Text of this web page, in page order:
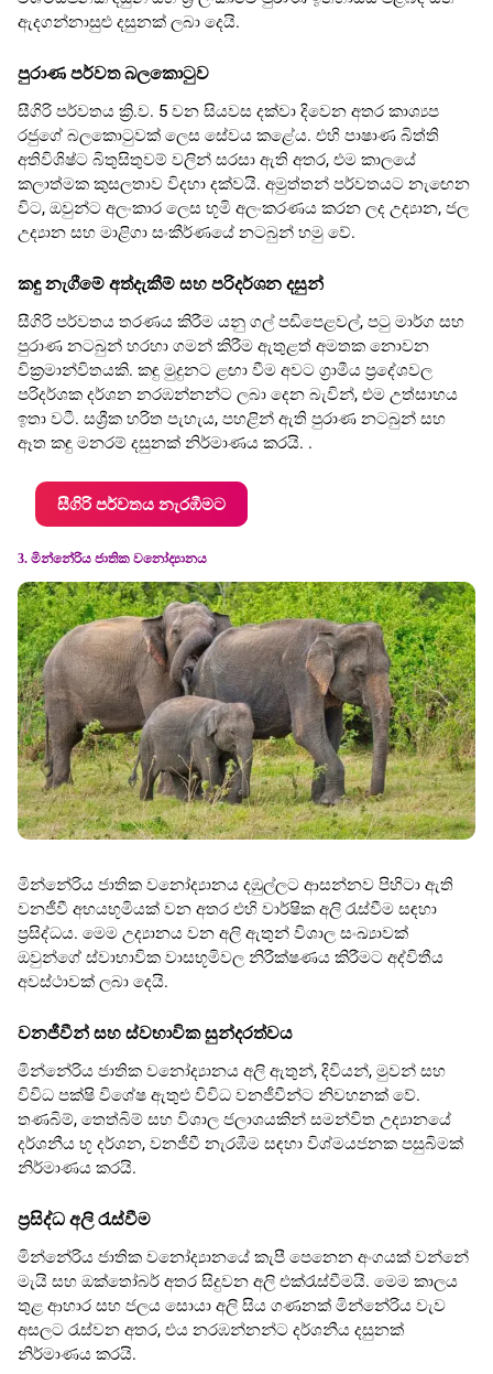
ඇදගන්නාසුළු දසුනක් ලබා දෙයි.
පුරාණ පර්වත බලකොටුව
සීගිරි පර්වතය ක්‍රි.ව. 5 වන සියවස දක්වා දිවෙන අතර කාශ්‍යප
රජුගේ බලකොටුවක් ලෙස සේවය කළේය. එහි පාෂාණ බිත්ති
අතිවිශිෂ්ට බිතුසිතුවම් වලින් සරසා ඇති අතර, එම කාලයේ
කලාත්මක කුසලතාව විදහා දක්වයි. අමුත්තන් පර්වතයට නැඟෙන
විට, ඔවුන්ට අලංකාර ලෙස භූමි අලංකරණය කරන ලද උද්‍යාන, ජල
උද්‍යාන සහ මාළිගා සංකීර්ණයේ නටබුන් හමු වේ.
කඳු නැගීමේ අත්දැකීම් සහ පරිදර්ශන දසුන්
සීගිරි පර්වතය තරණය කිරීම යනු ගල් පඩිපෙළවල්, පටු මාර්ග සහ
පුරාණ නටබුන් හරහා ගමන් කිරීම ඇතුළත් අමතක නොවන
වික්‍රමාන්විතයකි. කඳු මුදුනට ළඟා වීම අවට ග්‍රාමීය ප්‍රදේශවල
පරිදර්ශක දර්ශන නරඹන්නන්ට ලබා දෙන බැවින්, එම උත්සාහය
ඉතා වටී. සශ්‍රීක හරිත පැහැය, පහළින් ඇති පුරාණ නටබුන් සහ
ඈත කඳු මනරම් දසුනක් නිර්මාණය කරයි. .
සීගිරි පර්වතය නැරඹීමට
3. මින්නේරිය ජාතික වනෝද්‍යානය
මින්නේරිය ජාතික වනෝද්‍යානය දඹුල්ලට ආසන්නව පිහිටා ඇති
වනජීවී අභයභූමියක් වන අතර එහි වාර්ෂික අලි රැස්වීම සඳහා
ප්‍රසිද්ධය. මෙම උද්‍යානය වන අලි ඇතුන් විශාල සංඛ්‍යාවක්
ඔවුන්ගේ ස්වාභාවික වාසභූමිවල නිරීක්ෂණය කිරීමට අද්විතීය
අවස්ථාවක් ලබා දෙයි.
වනජීවීන් සහ ස්වභාවික සුන්දරත්වය
මින්නේරිය ජාතික වනෝද්‍යානය අලි ඇතුන්, දිවියන්, මුවන් සහ
විවිධ පක්ෂි විශේෂ ඇතුළු විවිධ වනජීවීන්ට නිවහනක් වේ.
තණබිම්, තෙත්බිම් සහ විශාල ජලාශයකින් සමන්විත උද්‍යානයේ
දර්ශනීය භූ දර්ශන, වනජීවී නැරඹීම සඳහා විශ්මයජනක පසුබිමක්
නිර්මාණය කරයි.
ප්‍රසිද්ධ අලි රැස්වීම
මින්නේරිය ජාතික වනෝද්‍යානයේ කැපී පෙනෙන අංගයක් වන්නේ
මැයි සහ ඔක්තෝබර් අතර සිදුවන අලි එක්රැස්වීමයි. මෙම කාලය
තුළ ආහාර සහ ජලය සොයා අලි සිය ගණනක් මින්නේරිය වැව
අසලට රැස්වන අතර, එය නරඹන්නන්ට දර්ශනීය දසුනක්
නිර්මාණය කරයි.